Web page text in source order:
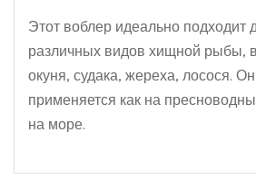
Этот воблер идеально подходит
различных видов хищной рыбы,
окуня, судака, жереха, лосося.
применяется как на
на море.